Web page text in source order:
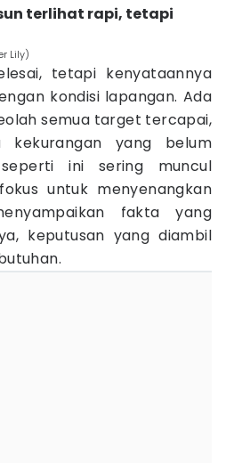
terlihat rapi, tetapi
Lily)
tetapi kenyataannya
kondisi lapangan. Ada
semua target tercapai,
kekurangan yang belum
ini sering muncul
untuk menyenangkan
fakta yang
keputusan yang diambil